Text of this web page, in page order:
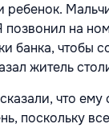
позвонил на
банка, чтобы
житель
что ему
поскольку